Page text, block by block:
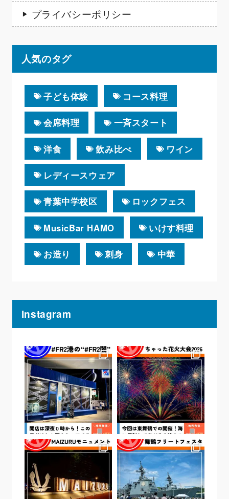
人気のタグ
子ども体験 コース料理
会席料理 一斉スタート
洋食 飲み比べ ワイン
レディースウェア
青葉中学校区 ロックフェス
MusicBar HAMO いけす料理
お造り 刺身 中華
プライバシーポリシー
Instagram